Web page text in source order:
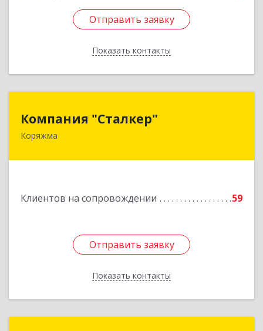
Отправить заявку
Показать контакты
Отправить заявку
Назад
Компания "Сталкер"
Коряжма
Клиентов на сопровождении 59
Отправить заявку
Показать контакты
Отправить заявку
Назад